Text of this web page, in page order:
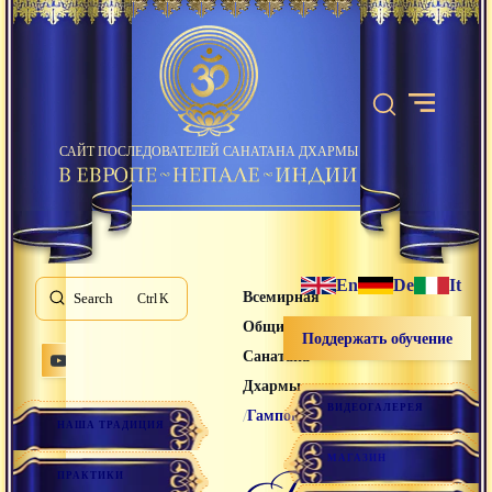
САЙТ ПОСЛЕДОВАТЕЛЕЙ САНАТАНА ДХАРМЫ
Search K
НАША ТРАДИЦИЯ
ПРАКТИКИ
Всемирная
Община
Санатана
Дхармы
/Гампопа
En De It
Поддержать обучение
ВИДЕОГАЛЕРЕЯ
МАГАЗИН